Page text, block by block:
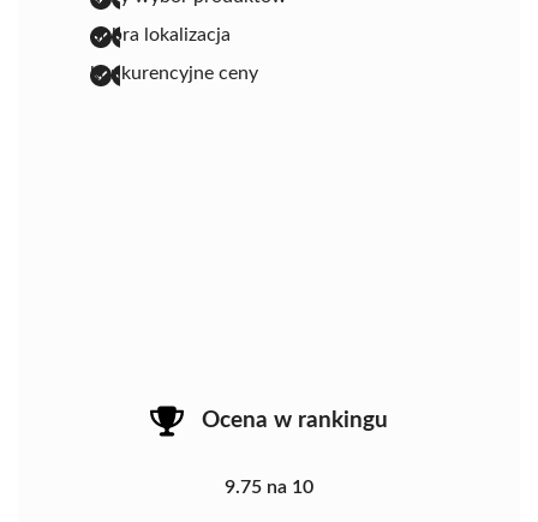
dobra lokalizacja
konkurencyjne ceny
Ocena w rankingu
9.75 na 10